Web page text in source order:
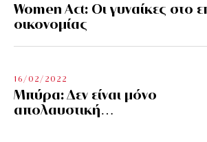
Women Act: Οι γυναίκες στο
οικονομίας
16/02/2022
Μπύρα: Δεν είναι μόνο
απολαυστική…